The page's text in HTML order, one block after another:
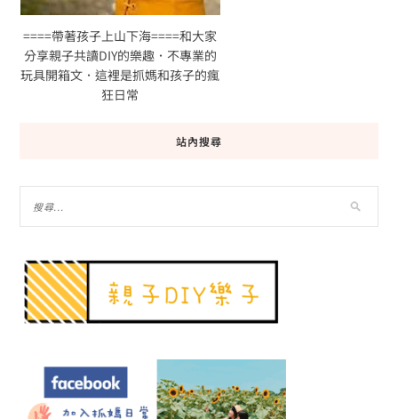
====帶著孩子上山下海====和大家
分享親子共讀DIY的樂趣．不專業的
玩具開箱文．這裡是抓媽和孩子的瘋
狂日常
站內搜尋